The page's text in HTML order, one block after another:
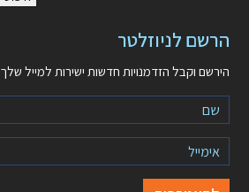
הרשם לניוזלטר
הירשם וקבל הזדמנויות חדשות ישירות למייל שלך